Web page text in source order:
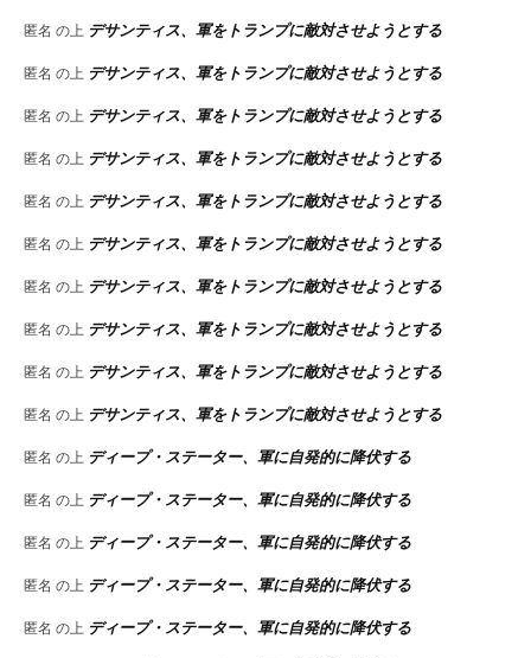
匿名 の上 デサンティス、軍をトランプに敵対させようとする
匿名 の上 デサンティス、軍をトランプに敵対させようとする
匿名 の上 デサンティス、軍をトランプに敵対させようとする
匿名 の上 デサンティス、軍をトランプに敵対させようとする
匿名 の上 デサンティス、軍をトランプに敵対させようとする
匿名 の上 デサンティス、軍をトランプに敵対させようとする
匿名 の上 デサンティス、軍をトランプに敵対させようとする
匿名 の上 デサンティス、軍をトランプに敵対させようとする
匿名 の上 デサンティス、軍をトランプに敵対させようとする
匿名 の上 デサンティス、軍をトランプに敵対させようとする
匿名 の上 ディープ・ステーター、軍に自発的に降伏する
匿名 の上 ディープ・ステーター、軍に自発的に降伏する
匿名 の上 ディープ・ステーター、軍に自発的に降伏する
匿名 の上 ディープ・ステーター、軍に自発的に降伏する
匿名 の上 ディープ・ステーター、軍に自発的に降伏する